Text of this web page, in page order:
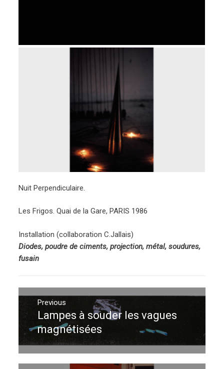
Nuit Perpendiculaire.
Les Frigos. Quai de la Gare, PARIS 1986
Installation (collaboration C.Jallais)
Diodes, poudre de ciments, projection, métal, soudures,
fusain
Navigation
de
l’article
Previous
Previous
post:
Lampes à souder les vagues
magnétisées